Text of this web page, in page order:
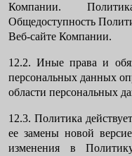
Компании.
Общедоступность
Веб-сайте Компании.
12.2. Иные права и
персональных данных
области персональных
12.3. Политика
ее замены новой
изменения в